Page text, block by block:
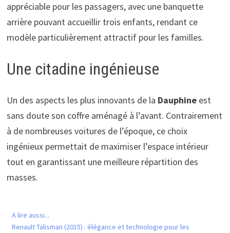
appréciable pour les passagers, avec une banquette
arrière pouvant accueillir trois enfants, rendant ce
modèle particulièrement attractif pour les familles.
Une citadine ingénieuse
Un des aspects les plus innovants de la Dauphineest
sans doute son coffre aménagé à l’avant. Contrairement
à de nombreuses voitures de l’époque, ce choix
ingénieux permettait de maximiser l’espace intérieur
tout en garantissant une meilleure répartition des
masses.
A lire aussi...
Renault Talisman (2015) : élégance et technologie pour les